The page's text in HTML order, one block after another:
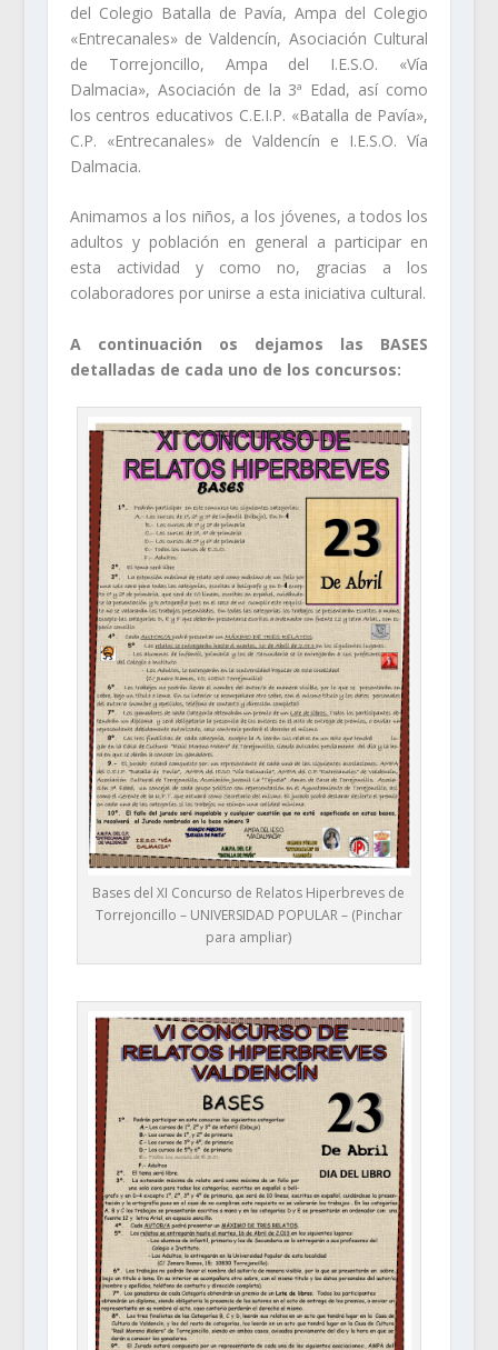
del Colegio Batalla de Pavía, Ampa del Colegio
«Entrecanales» de Valdencín, Asociación Cultural
de Torrejoncillo, Ampa del I.E.S.O. «Vía
Dalmacia», Asociación de la 3ª Edad, así como
los centros educativos C.E.I.P. «Batalla de Pavía»,
C.P. «Entrecanales» de Valdencín e I.E.S.O. Vía
Dalmacia.
Animamos a los niños, a los jóvenes, a todos los
adultos y población en general a participar en
esta actividad y como no, gracias a los
colaboradores por unirse a esta iniciativa cultural.
A continuación os dejamos las BASES
detalladas de cada uno de los concursos:
Bases del XI Concurso de Relatos Hiperbreves de
Torrejoncillo – UNIVERSIDAD POPULAR – (Pinchar
para ampliar)